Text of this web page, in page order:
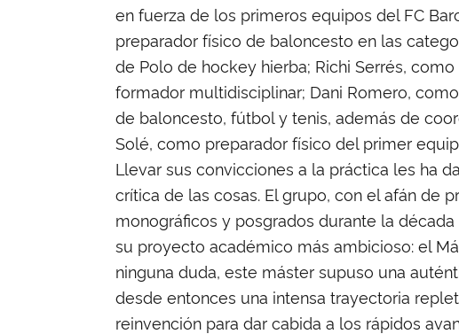
en fuerza de los primeros equipos del FC
preparador físico de baloncesto en las
de Polo de hockey hierba; Richi Serrés,
formador multidisciplinar; Dani Romero,
de baloncesto, fútbol y tenis, además de
Solé, como preparador físico del primer
Llevar sus convicciones a la práctica les ha
crítica de las cosas. El grupo, con el afán de
monográficos y posgrados durante la
su proyecto académico más ambicioso: el
ninguna duda, este máster supuso una
desde entonces una intensa trayectoria
reinvención para dar cabida a los rápidos